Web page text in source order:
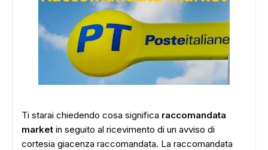
Ti starai chiedendo cosa significa raccomandata
market in seguito al ricevimento di un avviso di
cortesia giacenza raccomandata. La raccomandata